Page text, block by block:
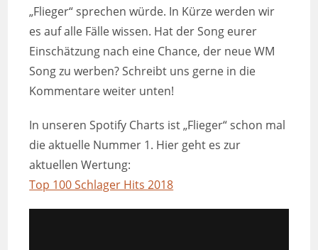
„Flieger“ sprechen würde. In Kürze werden wir
es auf alle Fälle wissen. Hat der Song eurer
Einschätzung nach eine Chance, der neue WM
Song zu werben? Schreibt uns gerne in die
Kommentare weiter unten!
In unseren Spotify Charts ist „Flieger“ schon mal
die aktuelle Nummer 1. Hier geht es zur
aktuellen Wertung:
Top 100 Schlager Hits 2018